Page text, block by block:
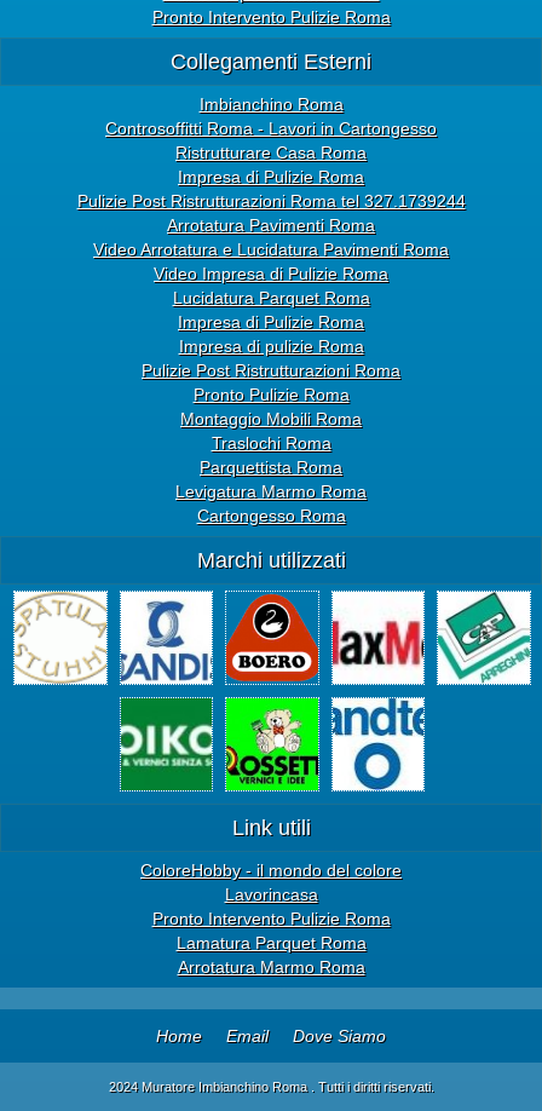
Pronto Intervento Pulizie Roma
Collegamenti Esterni
Imbianchino Roma
Controsoffitti Roma - Lavori in Cartongesso
Ristrutturare Casa Roma
Impresa di Pulizie Roma
Pulizie Post Ristrutturazioni Roma tel 327.1739244
Arrotatura Pavimenti Roma
Video Arrotatura e Lucidatura Pavimenti Roma
Video Impresa di Pulizie Roma
Lucidatura Parquet Roma
Impresa di Pulizie Roma
Impresa di pulizie Roma
Pulizie Post Ristrutturazioni Roma
Pronto Pulizie Roma
Montaggio Mobili Roma
Traslochi Roma
Parquettista Roma
Levigatura Marmo Roma
Cartongesso Roma
Marchi utilizzati
Link utili
ColoreHobby - il mondo del colore
Lavorincasa
Pronto Intervento Pulizie Roma
Lamatura Parquet Roma
Arrotatura Marmo Roma
Home Email Dove Siamo
2024 Muratore Imbianchino Roma . Tutti i diritti riservati.